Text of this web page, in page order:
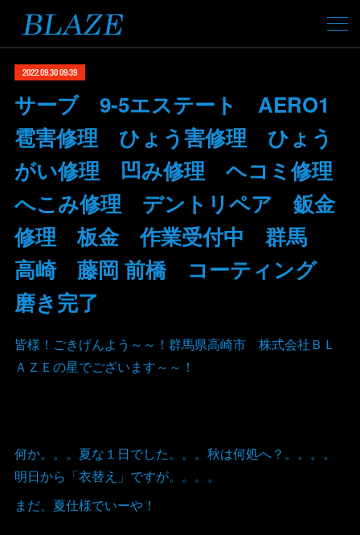
2022.09.30 09:39
サーブ 9-5エステート AERO1
雹害修理 ひょう害修理 ひょう
がい修理 凹み修理 ヘコミ修理
へこみ修理 デントリペア 鈑金
修理 板金 作業受付中 群馬
高崎 藤岡 前橋 コーティング
磨き完了
皆様！ごきげんよう～～！群馬県高崎市 株式会社ＢＬ
ＡＺＥの星でございます～～！
何か。。。夏な１日でした。。。秋は何処へ？。。。。
明日から「衣替え」ですが。。。。
まだ、夏仕様でいーや！